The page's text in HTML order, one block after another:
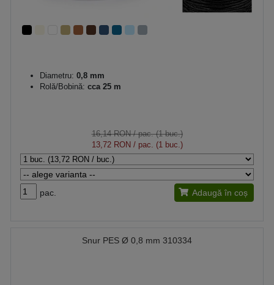
Diametru: 0,8 mm
Rolă/Bobină: cca 25 m
16,14 RON/ pac. (1 buc.)
13,72 RON/ pac. (1 buc.)
pac. Adaugă în coș
Snur PES Ø 0,8 mm 310334